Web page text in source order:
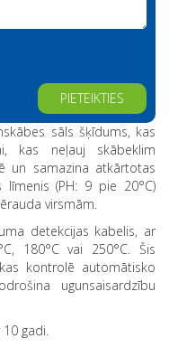
sāls šķīdums, kas
kas neļauj skābeklim
un samazina atkārtotas
līmenis (PH: 9 pie 20°C)
virsmām.
detekcijas kabelis, ar
180°C vai 250°C. Šis
kontrolē automātisko
ugunsaisardzību
gadi.